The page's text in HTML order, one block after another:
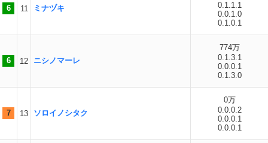
6 11 ミナヅキ
0.1.1.1
0.0.1.0
0.1.0.1
6 12 ニシノマーレ
774万
0.1.3.1
0.0.0.1
0.1.3.0
7 13 ソロイノシタク
0万
0.0.0.2
0.0.0.1
0.0.0.1